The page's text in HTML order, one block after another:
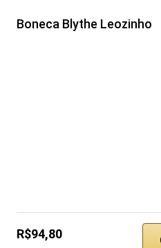
Boneca Blythe Leozinho
R$94,80